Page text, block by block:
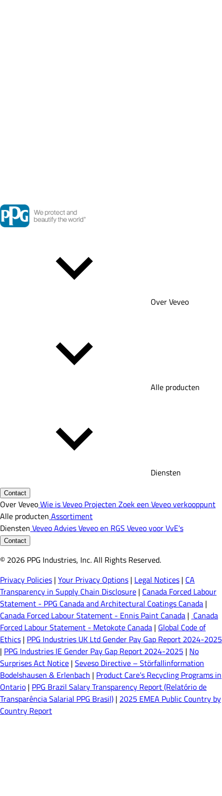
Over Veveo
Alle producten
Diensten
Contact
Over VeveoWie is Veveo Projecten Zoek een Veveo verkooppunt
Alle producten Assortiment
Diensten Veveo AdviesVeveo en RGS Veveo voor VvE's
Contact
© 2026 PPG Industries, Inc. All Rights Reserved.
Privacy Policies | Your Privacy Options | Legal Notices | CA
Transparency in Supply Chain Disclosure | Canada Forced Labour
Statement - PPG Canada and Architectural Coatings Canada |
Canada Forced Labour Statement - Ennis Paint Canada | Canada
Forced Labour Statement - Metokote Canada | Global Code of
Ethics | PPG Industries UK Ltd Gender Pay Gap Report 2024-2025
| PPG Industries IE Gender Pay Gap Report 2024-2025 | No
Surprises Act Notice | Seveso Directive – Störfallinformation
Bodelshausen & Erlenbach | Product Care’s Recycling Programs in
Ontario | PPG Brazil Salary Transparency Report (Relatório de
Transparência Salarial PPG Brasil) | 2025 EMEA Public Country by
Country Report